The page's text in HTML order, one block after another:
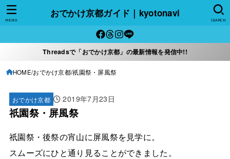
おでかけ京都ガイド｜kyotonavi
SEARCH
MENU
Threadsで「おでかけ京都」の最新情報を発信中!!
HOME おでかけ京都 祇園祭・屏風祭
おでかけ京都 2019年7月23日
祇園祭・屏風祭
祇園祭・後祭の宵山に屏風祭を見学に。
スムーズにひと通り見ることができました。